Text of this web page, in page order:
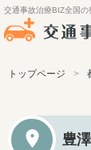
交通事故治療BIZ全国の
トップページ
豊